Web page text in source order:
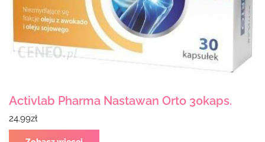
Activlab Pharma Nastawan Orto 30kaps.
24.99zł